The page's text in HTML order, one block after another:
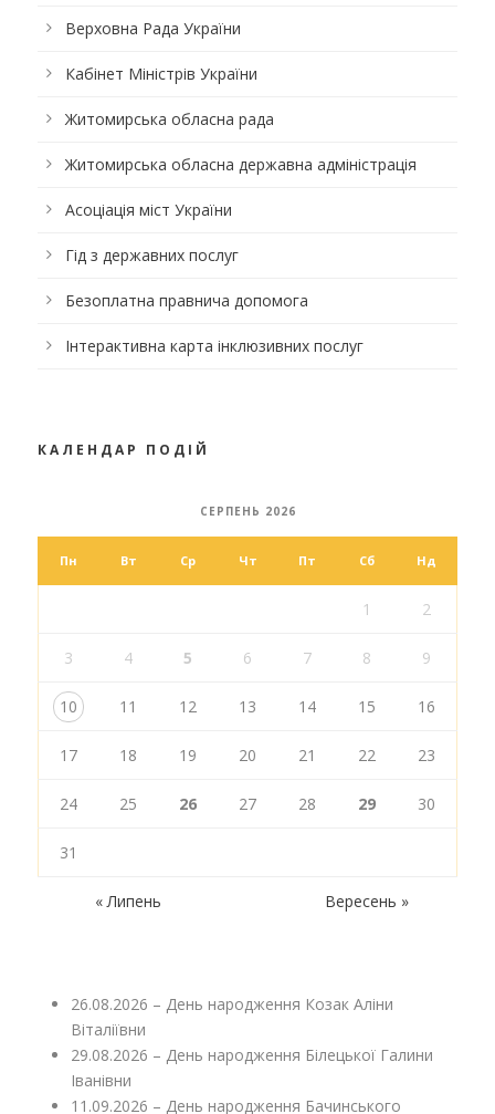
Верховна Рада України
Кабінет Міністрів України
Житомирська обласна рада
Житомирська обласна державна адміністрація
Асоціація міст України
Гід з державних послуг
Безоплатна правнича допомога
Інтерактивна карта інклюзивних послуг
КАЛЕНДАР ПОДІЙ
СЕРПЕНЬ 2026
Пн Вт Ср Чт Пт Сб Нд
1 2
3 4 5 6 7 8 9
10 11 12 13 14 15 16
17 18 19 20 21 22 23
24 25 26 27 28 29 30
31
« Липень Вересень »
26.08.2026 – День народження Козак Аліни
Віталіївни
29.08.2026 – День народження Білецької Галини
Іванівни
11.09.2026 – День народження Бачинського